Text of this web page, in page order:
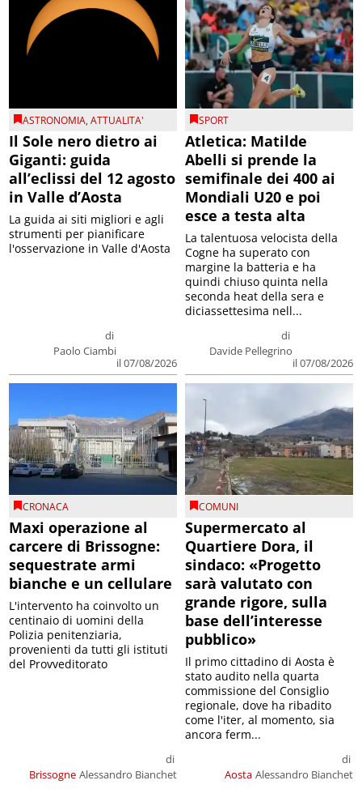
ASTRONOMIA,ATTUALITA'
Il Sole nero dietro ai
Giganti: guida
all’eclissi del 12 agosto
in Valle d’Aosta
di
Paolo Ciambi
il 07/08/2026
La guida ai siti migliori e agli
strumenti per pianificare
l'osservazione in Valle d'Aosta
SPORT
Atletica: Matilde
Abelli si prende la
semifinale dei 400 ai
Mondiali U20 e poi
esce a testa alta
di
Davide Pellegrino
il 07/08/2026
La talentuosa velocista della
Cogne ha superato con
margine la batteria e ha
quindi chiuso quinta nella
seconda heat della sera e
diciassettesima nell...
CRONACA
Maxi operazione al
carcere di Brissogne:
sequestrate armi
bianche e un cellulare
Brissogne
di
Alessandro Bianchet
L'intervento ha coinvolto un
centinaio di uomini della
Polizia penitenziaria,
provenienti da tutti gli istituti
del Provveditorato
COMUNI
Supermercato al
Quartiere Dora, il
sindaco: «Progetto
sarà valutato con
grande rigore, sulla
base dell’interesse
pubblico»
Aosta
di
Alessandro Bianchet
Il primo cittadino di Aosta è
stato audito nella quarta
commissione del Consiglio
regionale, dove ha ribadito
come l'iter, al momento, sia
ancora ferm...